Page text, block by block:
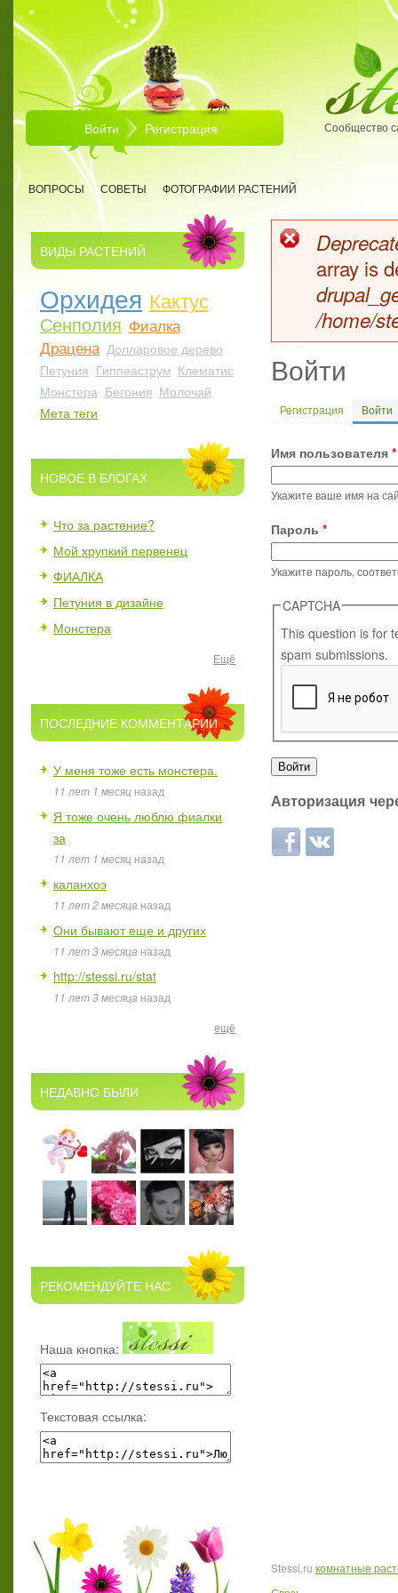
Перейти к основному содержанию
Войти Регистрация Сообщество
ВОПРОСЫ СОВЕТЫ ФОТОГРАФИИ РАСТЕНИЙ
ВИДЫ РАСТЕНИЙ
Орхидея Кактус
Сенполия Фиалка
Драцена Долларовое дерево
Петуния Гиппеаструм Клематис
Монстера Бегония Молочай
Мета теги
НОВОЕ В БЛОГАХ
Что за растение?
Мой хрупкий первенец
ФИАЛКА
Петуния в дизайне
Монстера
Ещё
ПОСЛЕДНИЕ КОММЕНТАРИИ
У меня тоже есть монстера.
11 лет 1 месяц назад
Я тоже очень люблю фиалки
за
11 лет 1 месяц назад
каланхоэ
11 лет 2 месяца назад
Они бывают еще и других
11 лет 3 месяца назад
http://stessi.ru/stat
11 лет 3 месяца назад
ещё
НЕДАВНО БЫЛИ
РЕКОМЕНДУЙТЕ НАС
Наша кнопка:
Текстовая ссылка:
array is
/home/
Войти
Главные
Регистрация Войти
Имя пользователя *
Укажите ваше имя на
Пароль *
Укажите пароль,
CAPTCHA
This question is for
spam submissions.
Авторизация
Login with Facebook
Login with
Stessi.ru комнатные